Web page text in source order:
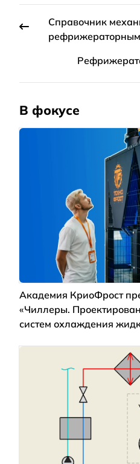
Справочник
рефрижераторным
В фокусе
Академия КриоФрост
«Чиллеры.
систем охлаждения